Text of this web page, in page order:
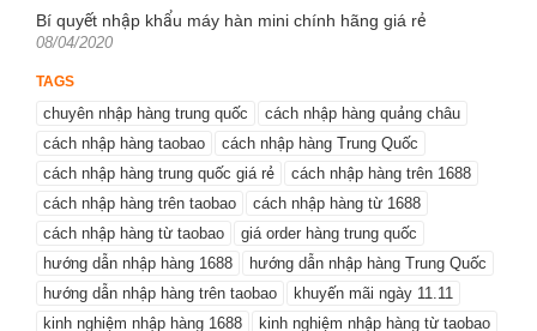
Bí quyết nhập khẩu máy hàn mini chính hãng giá rẻ
Posted
08/04/2020
TAGS
chuyên nhập hàng trung quốc
cách nhập hàng quảng châu
cách nhập hàng taobao
cách nhập hàng Trung Quốc
cách nhập hàng trung quốc giá rẻ
cách nhập hàng trên 1688
cách nhập hàng trên taobao
cách nhập hàng từ 1688
cách nhập hàng từ taobao
giá order hàng trung quốc
hướng dẫn nhập hàng 1688
hướng dẫn nhập hàng Trung Quốc
hướng dẫn nhập hàng trên taobao
khuyến mãi ngày 11.11
kinh nghiệm nhập hàng 1688
kinh nghiệm nhập hàng từ taobao